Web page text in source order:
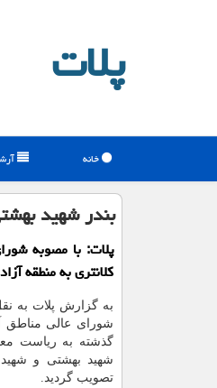
پلات
خانه
بندر شهید
پلات: با مصوبه
كلانتری به منطقه
به گزارش پلات به
شورای عالی مناطق
گذشته به ریاست
شهید بهشتی و شهید
تصویب گردید.